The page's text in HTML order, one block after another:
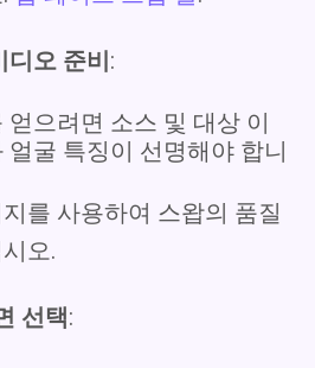
디오 준비:
얻으려면 소스 및 대상 이
얼굴 특징이 선명해야 합니
를 사용하여 스왑의 품질
오.
선택: